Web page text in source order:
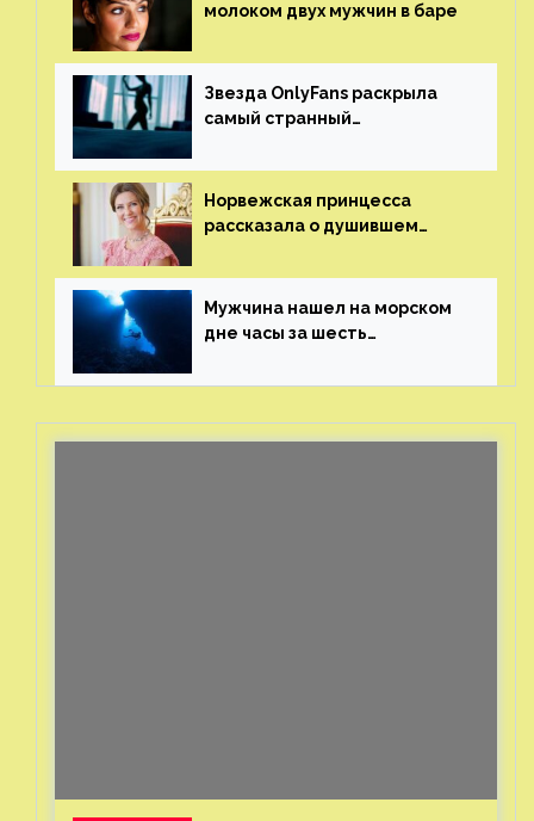
молоком двух мужчин в баре
Звезда OnlyFans раскрыла
самый странный
от фаната
Норвежская принцесса
рассказала о душившем
генерала
Мужчина нашел на морском
дне часы за шесть
с помощью пластиковых